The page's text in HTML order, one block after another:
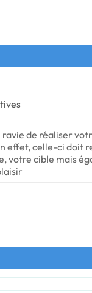
ravie de réaliser
effet, celle-ci doit
votre cible mais